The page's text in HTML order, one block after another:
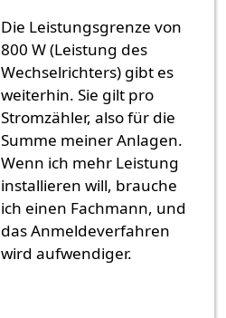
Die Leistungsgrenze von
800 W (Leistung des
Wechselrichters) gibt es
weiterhin. Sie gilt pro
Stromzähler, also für die
Summe meiner Anlagen.
Wenn ich mehr Leistung
installieren will, brauche
ich einen Fachmann, und
das Anmeldeverfahren
wird aufwendiger.